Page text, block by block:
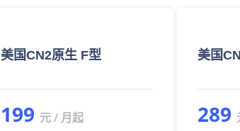
美国CN2原生 F型
199 元 / 月起
美国
289